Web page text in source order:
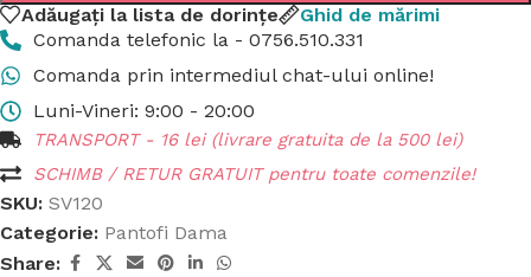
Adăugați la lista de dorințe
Ghid de mărimi
Comanda telefonic la - 0756.510.331
Comanda prin intermediul chat-ului online!
Luni-Vineri: 9:00 - 20:00
TRANSPORT - 16 lei (livrare gratuita de la 500 lei)
SCHIMB / RETUR GRATUIT pentru toate comenzile!
SKU: SV120
Categorie: Pantofi Dama
Share: